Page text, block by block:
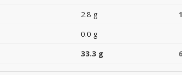
2.8 g
0.0 g
33.3 g